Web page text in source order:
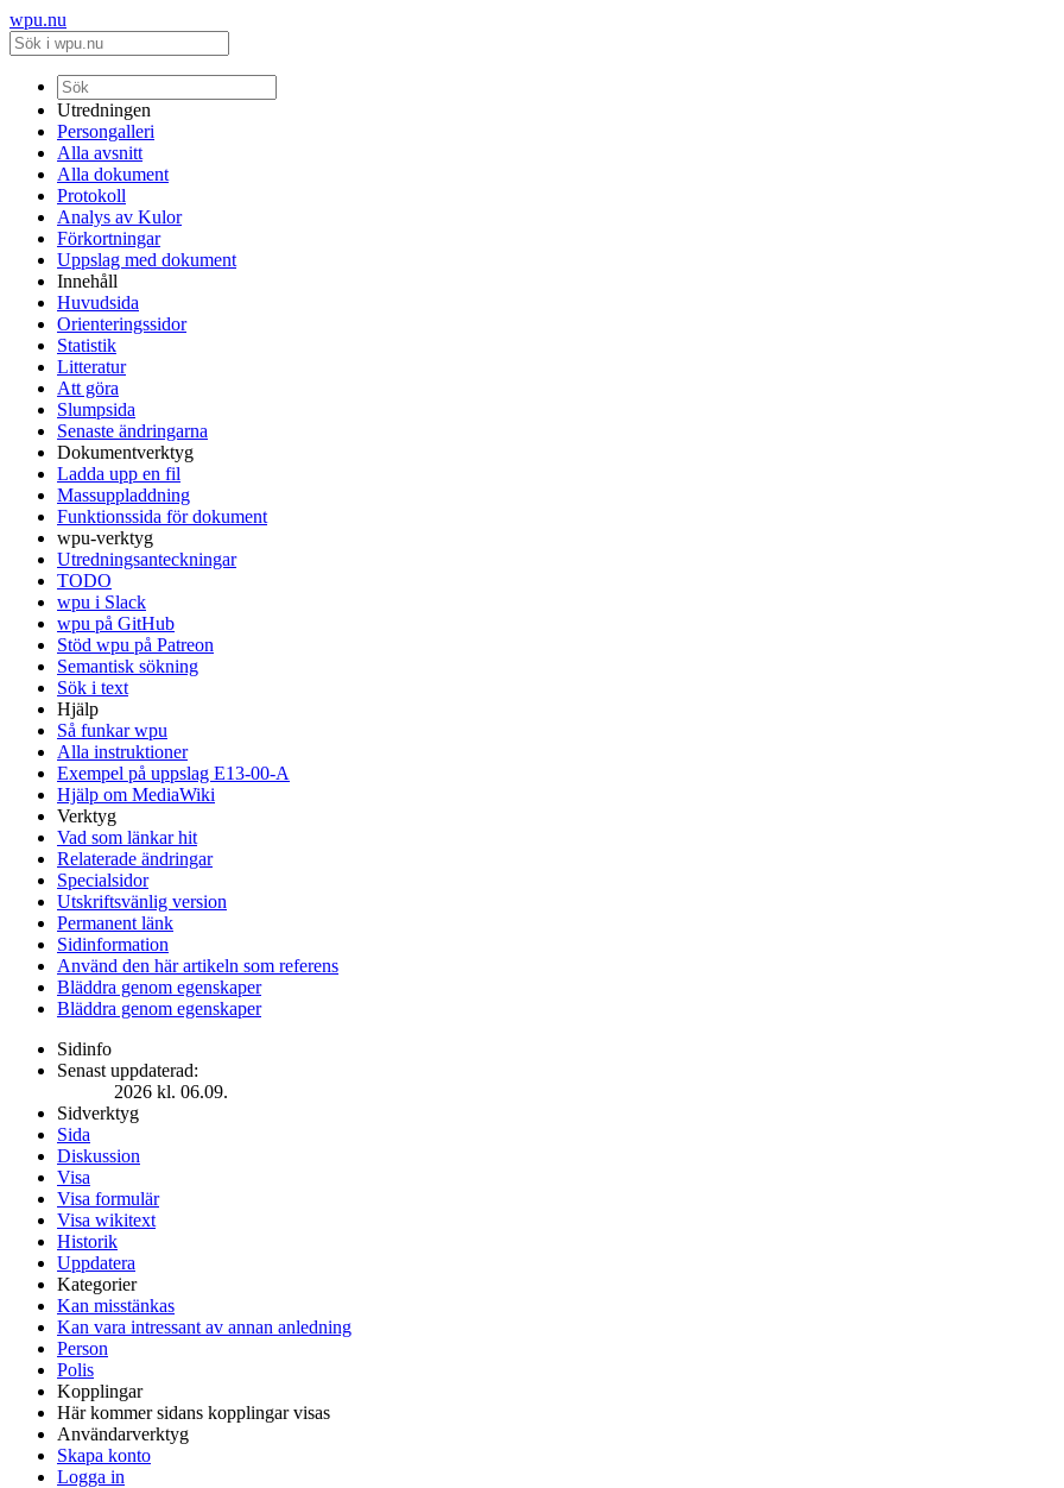
wpu.nu
Utredningen
Persongalleri
Alla avsnitt
Alla dokument
Protokoll
Analys av Kulor
Förkortningar
Uppslag med dokument
Innehåll
Huvudsida
Orienteringssidor
Statistik
Litteratur
Att göra
Slumpsida
Senaste ändringarna
Dokumentverktyg
Ladda upp en fil
Massuppladdning
Funktionssida för dokument
wpu-verktyg
Utredningsanteckningar
TODO
wpu i Slack
wpu på GitHub
Stöd wpu på Patreon
Semantisk sökning
Sök i text
Hjälp
Så funkar wpu
Alla instruktioner
Exempel på uppslag E13-00-A
Hjälp om MediaWiki
Verktyg
Vad som länkar hit
Relaterade ändringar
Specialsidor
Utskriftsvänlig version
Permanent länk
Sidinformation
Använd den här artikeln som referens
Bläddra genom egenskaper
Bläddra genom egenskaper
Sidinfo
Senast uppdaterad:
2026 kl. 06.09.
Sidverktyg
Sida
Diskussion
Visa
Visa formulär
Visa wikitext
Historik
Uppdatera
Kategorier
Kan misstänkas
Kan vara intressant av annan anledning
Person
Polis
Kopplingar
Här kommer sidans kopplingar visas
Användarverktyg
Skapa konto
Logga in